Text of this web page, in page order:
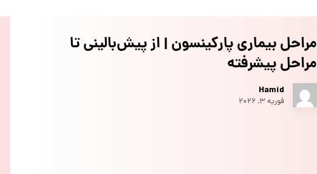
مراحل بیماری پارکینسون | از پیش‌بالینی تا
مراحل پیشرفته
Hamid
فوریه ۳, ۲۰۲۶